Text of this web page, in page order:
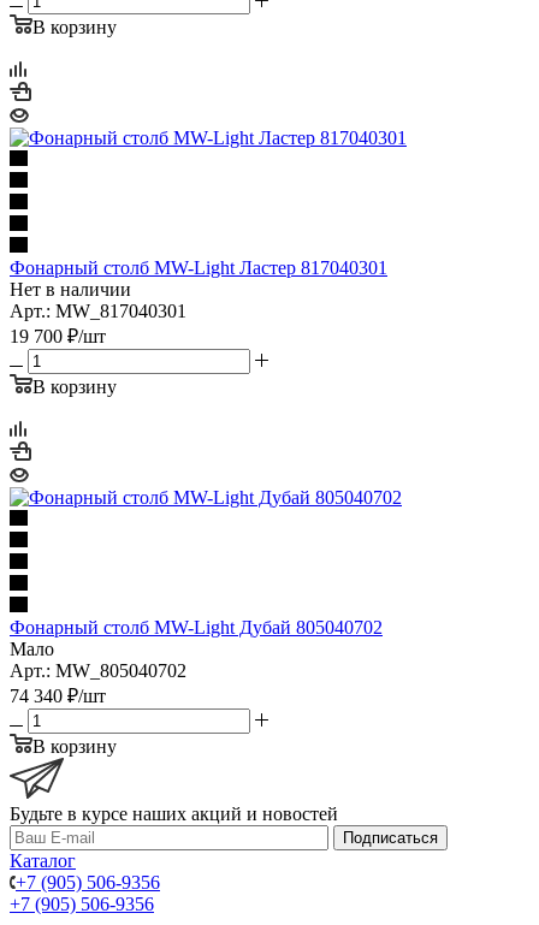
В корзину
Фонарный столб MW-Light Ластер 817040301
Нет в наличии
Арт.: MW_817040301
19 700 ₽/шт
В корзину
Фонарный столб MW-Light Дубай 805040702
Мало
Арт.: MW_805040702
74 340 ₽/шт
В корзину
Будьте в курсе наших акций и новостей
Подписаться
Каталог
+7 (905) 506-9356
+7 (905) 506-9356